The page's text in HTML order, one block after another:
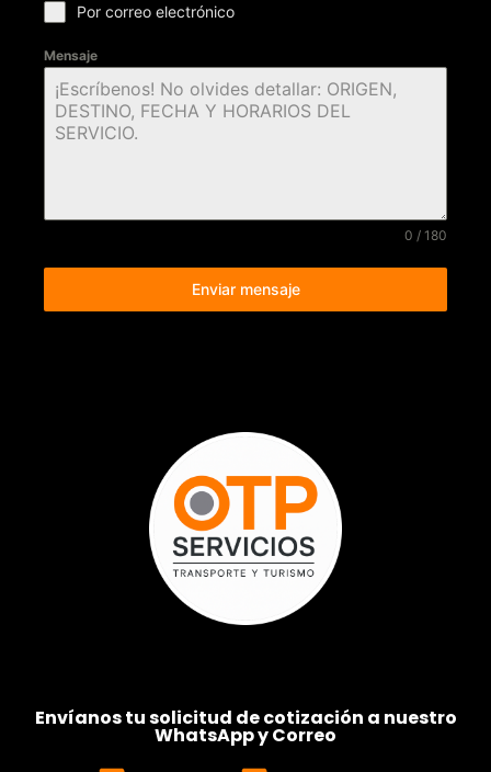
Por correo electrónico
Mensaje
0 / 180
Enviar mensaje
Envíanos tu solicitud de cotización a nuestro
WhatsApp y Correo